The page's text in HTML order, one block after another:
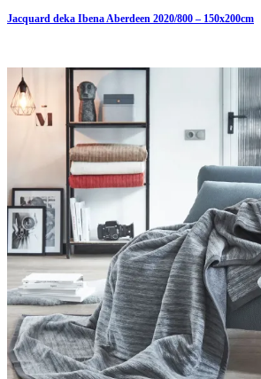
Jacquard deka Ibena Aberdeen 2020/800 – 150x200cm